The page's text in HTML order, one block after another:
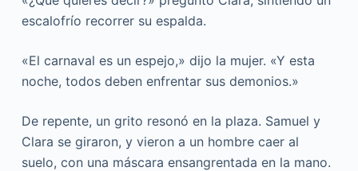
escalofrío recorrer su espalda.
«El carnaval es un espejo,» dijo la mujer. «Y esta
noche, todos deben enfrentar sus demonios.»
De repente, un grito resonó en la plaza. Samuel y
Clara se giraron, y vieron a un hombre caer al
suelo, con una máscara ensangrentada en la mano.